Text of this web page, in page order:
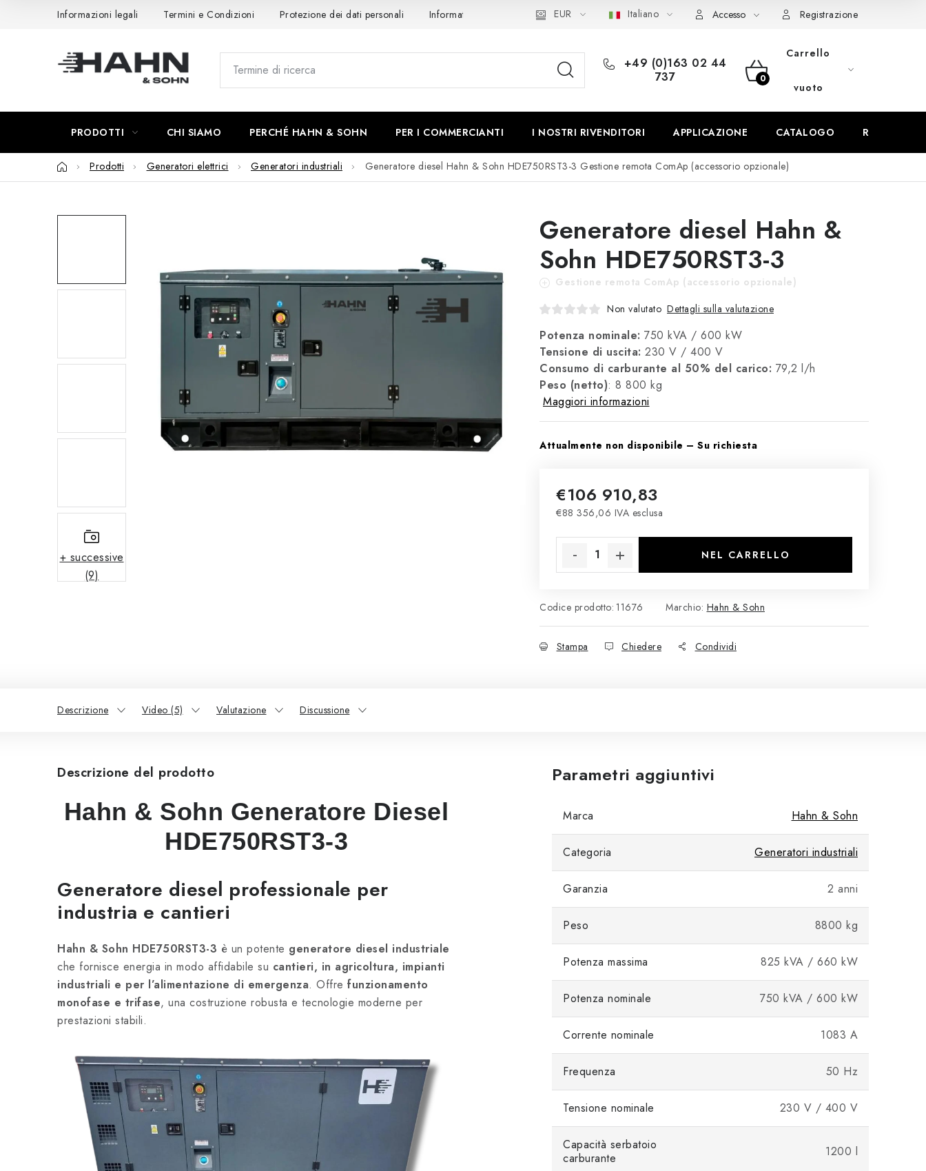
Informazioni legali Termini e Condizioni Protezione dei dati personali Informativa sui Cookie Recesso Spedizione e pagamento FAQ Contatti Servizio
EUR Italiano Accesso Registrazione
+49 (0)163 02 44
737
CARRELLO
SPESA
Carrello
vuoto
PRODOTTI CHI SIAMO PERCHÉ HAHN & SOHN PER I COMMERCIANTI I NOSTRI RIVENDITORI APPLICAZIONE CATALOGO REFERENZE
Casa Prodotti Generatori elettrici Generatori industriali Generatore diesel Hahn & Sohn HDE750RST3-3 Gestione remota ComAp (accessorio opzionale)
+ successive
(9)
Generatore diesel Hahn &
Sohn HDE750RST3-3
Gestione remota ComAp (accessorio opzionale)
Non valutato Dettagli sulla valutazione
Potenza nominale: 750 kVA / 600 kW
Tensione di uscita: 230 V / 400 V
Consumo di carburante al 50% del carico: 79,2 l/h
Peso (netto): 8 800 kg
Maggiori informazioni
Attualmente non disponibile – Su richiesta
€106 910,83
€88 356,06 IVA esclusa
NEL CARRELLO
Codice prodotto: 11676 Marchio: Hahn & Sohn
Stampa Chiedere Condividi
Descrizione Video (5) Valutazione Discussione
Descrizione del prodotto
Hahn & Sohn Generatore Diesel
HDE750RST3-3
Generatore diesel professionale per
industria e cantieri
Hahn & Sohn HDE750RST3-3 è un potente generatore diesel industriale
che fornisce energia in modo affidabile su cantieri, in agricoltura, impianti
industriali e per l’alimentazione di emergenza. Offre funzionamento
monofase e trifase, una costruzione robusta e tecnologie moderne per
prestazioni stabili.
Parametri aggiuntivi
Marca Hahn & Sohn
Categoria Generatori industriali
Garanzia 2 anni
Peso 8800 kg
Potenza massima 825 kVA / 660 kW
Potenza nominale 750 kVA / 600 kW
Corrente nominale 1083 A
Frequenza 50 Hz
Tensione nominale 230 V / 400 V
Capacità serbatoio
carburante
1200 l